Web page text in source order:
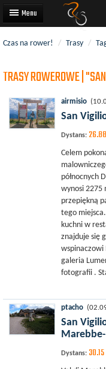
Trasy rowerowe
Wyścigi rowerowe
Użytkownicy
Czas na rower! / Trasy /
TRASY ROWEROWE |
airmisio
San
Dystans: 26.88
Celem
północnych
wynosi 2275
przepiękną
tego
kuchni w
znajduje się
galeria
fotografii .
ptacho
San
Dystans: 30.15